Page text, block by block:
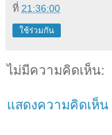
ที่ 21:36:00
ใช้ร่วมกัน
ไม่มีความคิดเห็น:
แสดงความคิดเห็น